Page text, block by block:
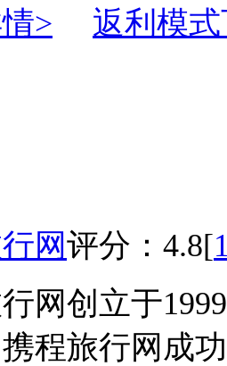
>
返利模
网评分： 4.8[
网创立于
程旅行网成